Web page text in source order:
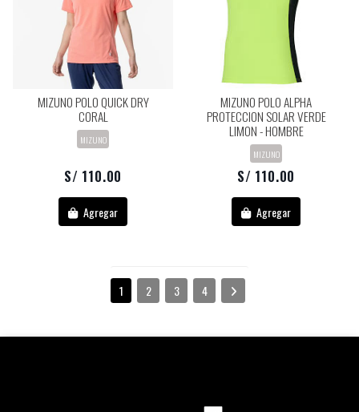
MIZUNO POLO QUICK DRY
CORAL
MIZUNO
S/ 110.00
Agregar
MIZUNO POLO ALPHA
PROTECCION SOLAR VERDE
LIMON - HOMBRE
MIZUNO
S/ 110.00
Agregar
1 2 3 4